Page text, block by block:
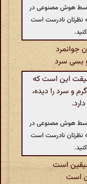
هوش مصنوعی در
نظرتان نادرست است
جوانمرد
بسی سرد
این است که
و سرد را دیده،
هوش مصنوعی در
نظرتان نادرست است
است
است